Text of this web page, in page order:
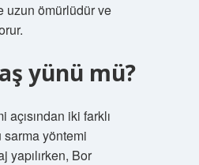
uzun ömürlüdür ve
yünü mü?
iki farklı
sarma yöntemi
yapılırken, Bor